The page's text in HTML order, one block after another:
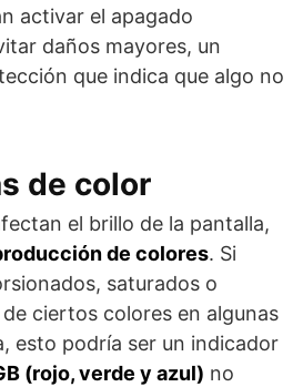
activar el apagado
daños mayores, un
que indica que algo no
de color
el brillo de la pantalla,
de colores. Si
saturados o
ciertos colores en algunas
esto podría ser un indicador
(rojo, verde y azul) no